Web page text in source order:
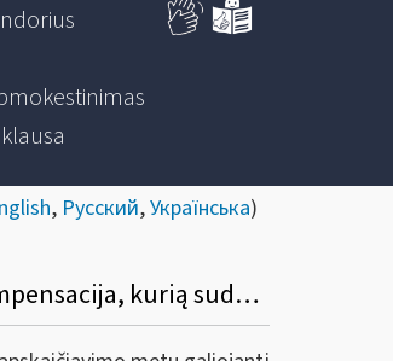
, Русский,Українська)
31. Kaip apmokestinama 2019 m. darbuotojo atleidimo atveju išmokėta nepanaudotų atostogų kompensacija, kurią sudaro išmoka, apskaičiuota už periodą iki 2019 m. sausio 1 d.?